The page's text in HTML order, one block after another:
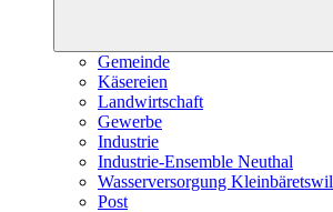
Gemeinde
Käsereien
Landwirtschaft
Gewerbe
Industrie
Industrie-Ensemble Neuthal
Wasserversorgung Kleinbäretswil
Post